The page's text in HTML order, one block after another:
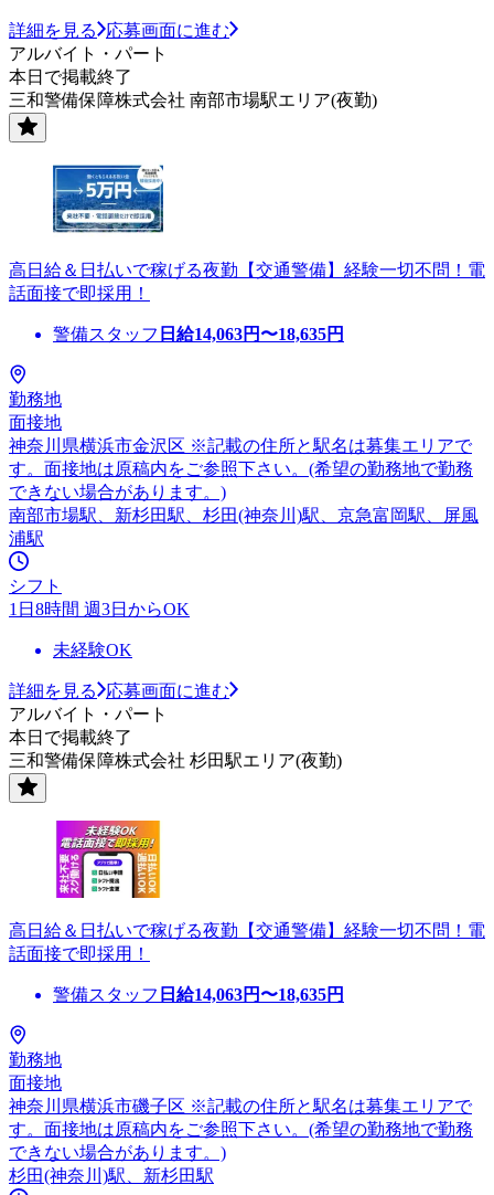
詳細を見る
応募画面に進む
アルバイト・パート
本日で掲載終了
三和警備保障株式会社 南部市場駅エリア(夜勤)
高日給＆日払いで稼げる夜勤【交通警備】経験一切不問！電
話面接で即採用！
警備スタッフ 日給14,063円〜18,635円
勤務地
面接地
神奈川県横浜市金沢区 ※記載の住所と駅名は募集エリアで
す。面接地は原稿内をご参照下さい。(希望の勤務地で勤務
できない場合があります。)
南部市場駅、新杉田駅、杉田(神奈川)駅、京急富岡駅、屏風
浦駅
シフト
1日8時間 週3日からOK
未経験OK
詳細を見る
応募画面に進む
アルバイト・パート
本日で掲載終了
三和警備保障株式会社 杉田駅エリア(夜勤)
高日給＆日払いで稼げる夜勤【交通警備】経験一切不問！電
話面接で即採用！
警備スタッフ 日給14,063円〜18,635円
勤務地
面接地
神奈川県横浜市磯子区 ※記載の住所と駅名は募集エリアで
す。面接地は原稿内をご参照下さい。(希望の勤務地で勤務
できない場合があります。)
杉田(神奈川)駅、新杉田駅